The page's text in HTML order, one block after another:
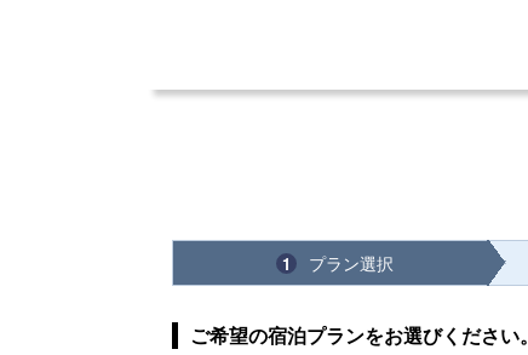
1 プラン選択
ご希望の宿泊プランをお選びください。